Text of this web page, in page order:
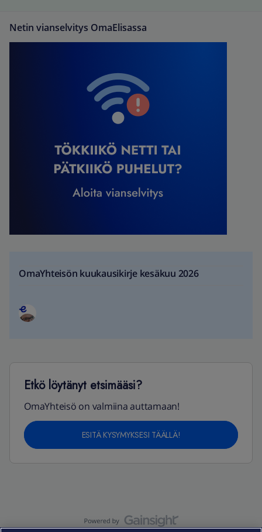
Netin vianselvitys OmaElisassa
OmaYhteisön kuukausikirje kesäkuu 2026
Etkö löytänyt etsimääsi?
OmaYhteisö on valmiina auttamaan!
ESITÄ KYSYMYKSESI TÄÄLLÄ!